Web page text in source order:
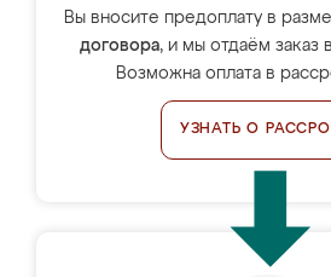
Вы вносите предоплату в
договора, и мы отдаём заказ
Возможна оплата в
УЗНАТЬ О